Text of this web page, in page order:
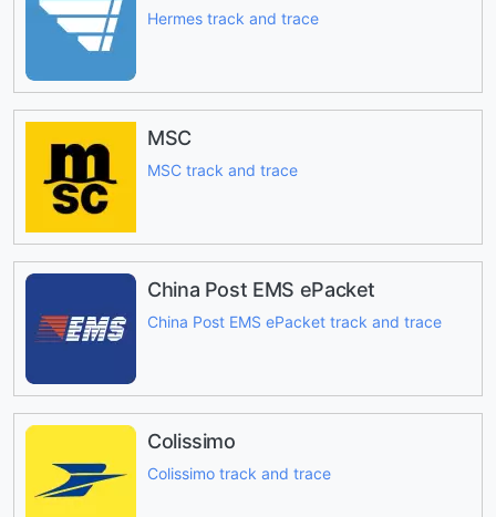
Hermes track and trace
MSC
MSC track and trace
China Post EMS ePacket
China Post EMS ePacket track and trace
Colissimo
Colissimo track and trace